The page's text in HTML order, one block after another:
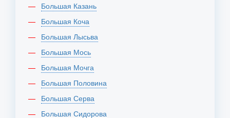
Большая Казань
Большая Коча
Большая Лысьва
Большая Мось
Большая Мочга
Большая Половина
Большая Серва
Большая Сидорова